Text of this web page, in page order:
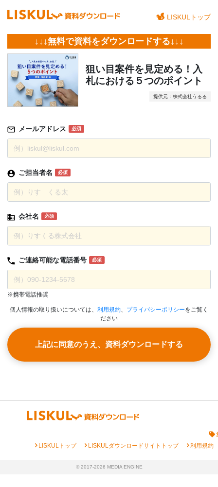
LISKULトップ
↓↓↓無料で資料をダウンロードする↓↓↓
狙い目案件を見定める！入
札における５つのポイント
提供元：株式会社うるる
メールアドレス 必須
ご担当者名 必須
会社名 必須
ご連絡可能な電話番号 必須
※携帯電話推奨
個人情報の取り扱いについては、 利用規約、 プライバシーポリシーをご覧く
ださい
上記に同意のうえ、資料ダウンロードする
chevron_rightLISKULトップ chevron_rightLISKULダウンロードサイトトップ chevron_right利用規約
© 2017-2026 MEDIA ENGINE